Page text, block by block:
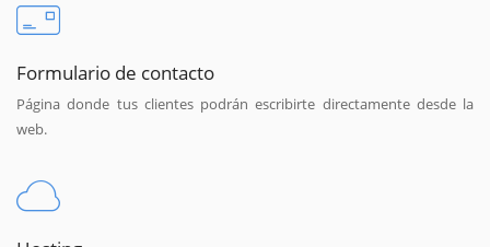
Formulario de contacto
Página donde tus clientes podrán escribirte directamente desde la
web.